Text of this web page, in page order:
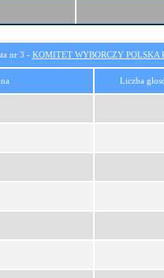
nr 3 - KOMITET WYBORCZY POLSKA
Liczba